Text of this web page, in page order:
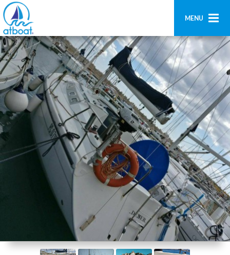
MENU
Home
Ricerca
Contatti
Aggiungi imbarcazione
Accedi
Registrati